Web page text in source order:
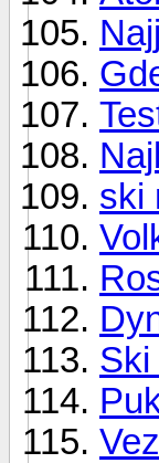
ski